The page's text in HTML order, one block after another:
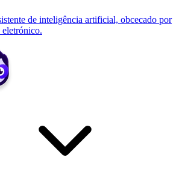
de inteligência artificial, obcecado por